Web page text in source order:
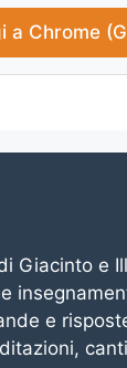
a Chrome
Giacinto e
e